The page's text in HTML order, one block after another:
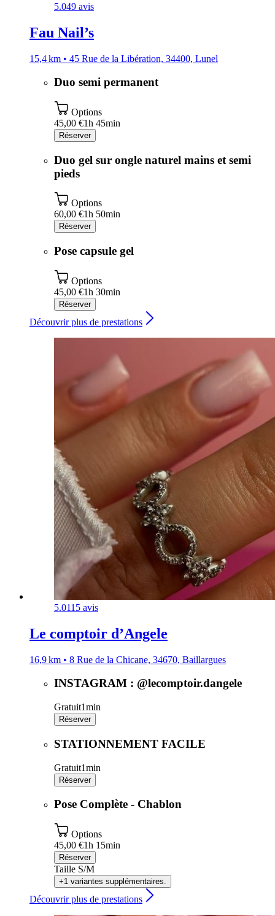
5.049 avis
Fau Nail’s
15,4 km • 45 Rue de la Libération, 34400, Lunel
Duo semi permanent
Options
45,00 €1h 45min
Réserver
Duo gel sur ongle naturel mains et semi
pieds
Options
60,00 €1h 50min
Réserver
Pose capsule gel
Options
45,00 €1h 30min
Réserver
Découvrir plus de prestations
5.0115 avis
Le comptoir d’Angele
16,9 km • 8 Rue de la Chicane, 34670, Baillargues
INSTAGRAM : @lecomptoir.dangele
Gratuit1min
Réserver
STATIONNEMENT FACILE
Gratuit1min
Réserver
Pose Complète - Chablon
Options
45,00 €1h 15min
Réserver
Taille S/M
+1 variantes supplémentaires.
Découvrir plus de prestations